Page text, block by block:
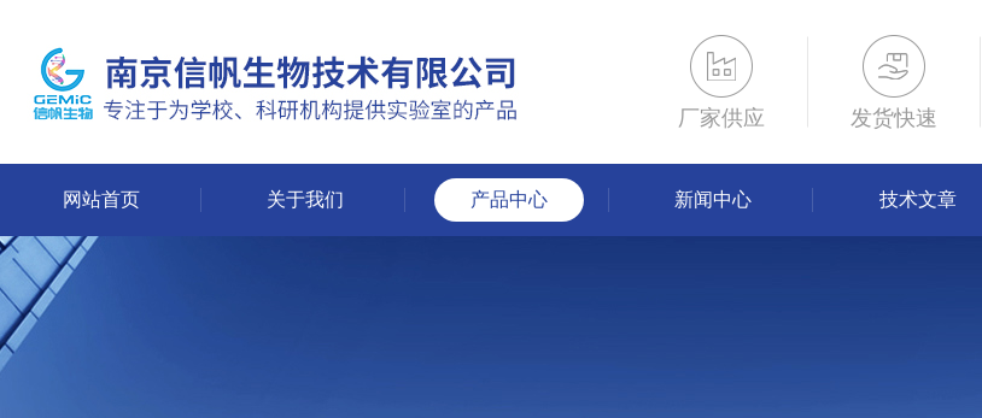
厂家供应 发货快速
网站首页 关于我们 产品中心 新闻中心 技术文章